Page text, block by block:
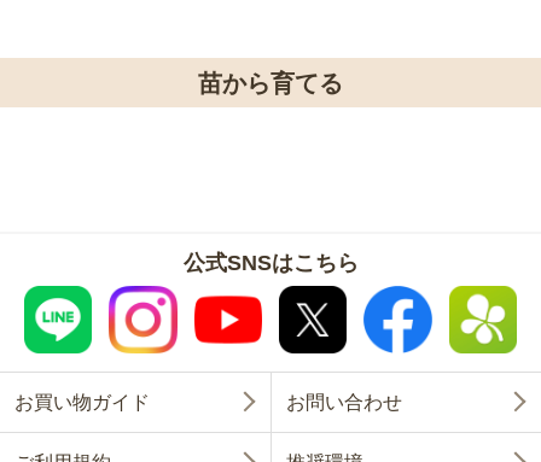
苗から育てる
公式SNSはこちら
お買い物ガイド お問い合わせ